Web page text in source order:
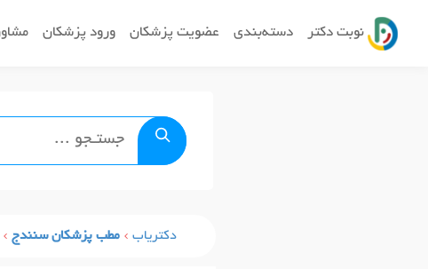
نوبت دکتر دسته‌بندی عضویت پزشکان ورود پزشکان
دکتریاب مطب پزشکان سنندج